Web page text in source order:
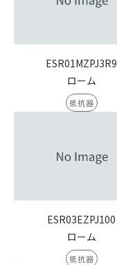
ESR01MZPJ3R9
ローム
抵抗器
ESR03EZPJ100
ローム
抵抗器